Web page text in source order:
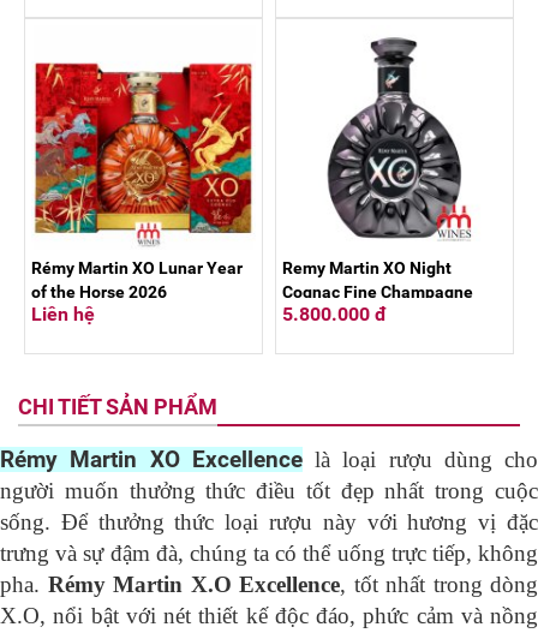
Rémy Martin XO Lunar Year
of the Horse 2026
Liên hệ
Remy Martin XO Night
Cognac Fine Champagne
700ML
5.800.000 đ
CHI TIẾT SẢN PHẨM
Rémy Martin XO Excellencelà loại rượu dùng cho
người muốn thưởng thức điều tốt đẹp nhất trong cuộc
sống. Để thưởng thức loại rượu này với hương vị đặc
trưng và sự đậm đà, chúng ta có thể uống trực tiếp, không
pha. Rémy Martin X.O Excellence, tốt nhất trong dòng
X.O, nổi bật với nét thiết kế độc đáo, phức cảm và nồng